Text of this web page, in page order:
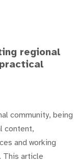
regional
community, being
content,
and working
This article